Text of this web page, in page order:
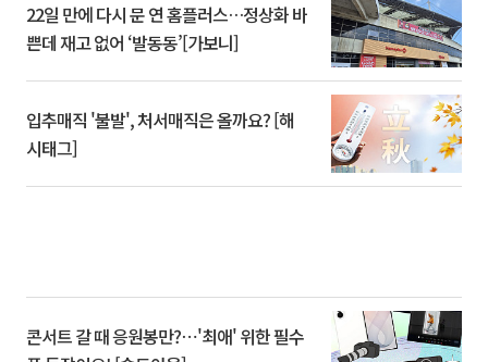
22일 만에 다시 문 연 홈플러스…정상화 바
쁜데 재고 없어 ‘발동동’[가보니]
입추매직 '불발', 처서매직은 올까요? [해
시태그]
콘서트 갈 때 응원봉만?⋯'최애' 위한 필수